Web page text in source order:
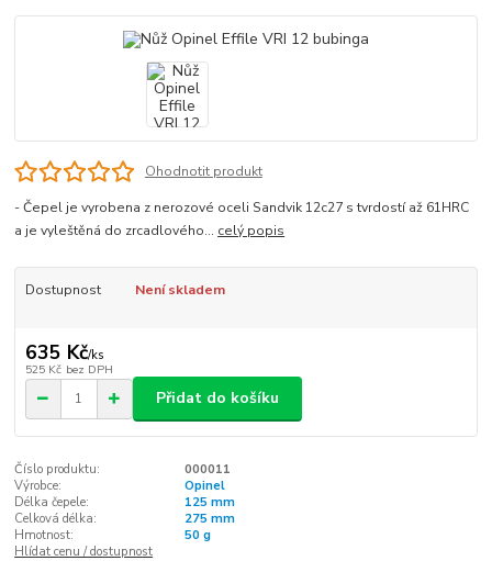
Ohodnotit produkt
- Čepel je vyrobena z nerozové oceli Sandvik 12c27 s tvrdostí až 61HRC
a je vyleštěná do zrcadlového... celý popis
Dostupnost Není skladem
635 Kč/ks
525 Kč bez DPH
Přidat do košíku
Číslo produktu:
000011
Výrobce:
Opinel
Délka čepele:
125 mm
Celková délka:
275 mm
Hmotnost:
50 g
Hlídat cenu / dostupnost